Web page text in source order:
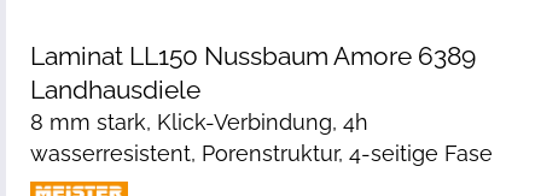
Laminat LL150 Nussbaum Amore 6389
Landhausdiele
8 mm stark, Klick-Verbindung, 4h
wasserresistent, Porenstruktur, 4-seitige Fase